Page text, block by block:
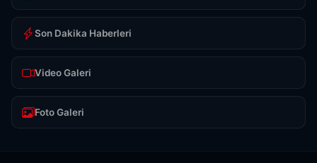
Son Dakika Haberleri
Video Galeri
Foto Galeri